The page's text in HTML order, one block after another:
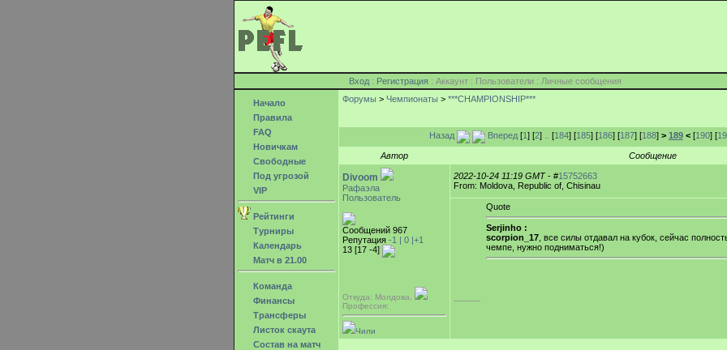
Вход : Регистрация : Аккаунт : Пользователи : Личные сообщения
Начало
Правила
FAQ
Новичкам
Свободные
Под угрозой
VIP
Рейтинги
Турниры
Календарь
Матч в 21.00
Команда
Финансы
Трансферы
Листок скаута
Состав на матч
Форумы > Чемпионаты > ***CHAMPIONSHIP***
Назад Вперед [1] [2] [184] [185] [186] [187] [188] > 189 < [190] [
Автор Сообщение
Divoom
Рафаэла
Пользователь
Сообщений 967
Репутация -1 | 0 |+1
13 [17 -4]
Откуда: Молдова,
Профессия:
Чили
2022-10-24 11:19 GMT- #15752663
From: Moldova, Republic of, Chisinau
Quote
Serjinho :
scorpion_17 , все силы отдавал на кубок, сейчас
чемпе, нужно подниматься!)
-----------